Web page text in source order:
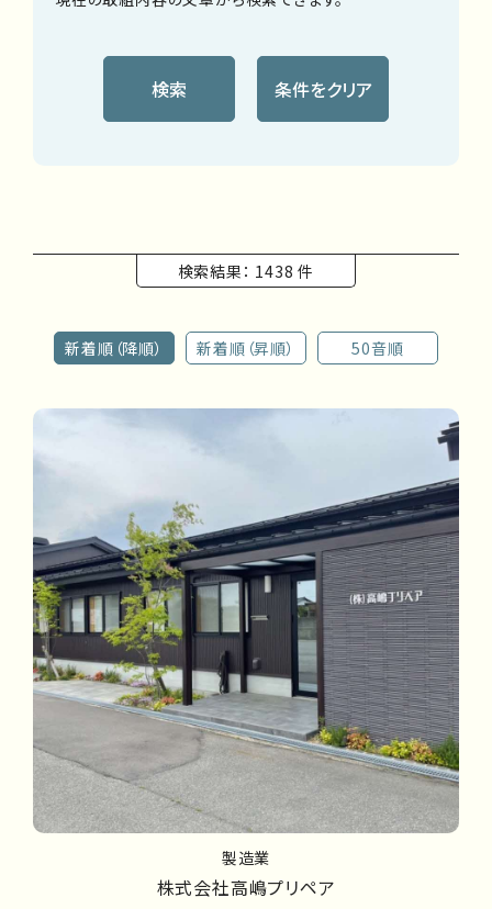
検索 条件をクリア
検索結果： 1438 件
新着順（降順） 新着順（昇順） 50音順
製造業
株式会社高嶋プリペア